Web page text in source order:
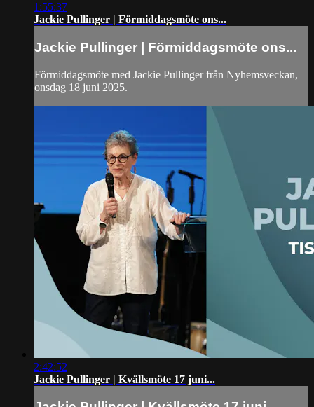
1:55:37
Jackie Pullinger | Förmiddagsmöte ons...
Jackie Pullinger | Förmiddagsmöte ons...
Förmiddagsmöte med Jackie Pullinger från Nyhemsveckan,
onsdag 18 juni 2025.
2:42:52
Jackie Pullinger | Kvällsmöte 17 juni...